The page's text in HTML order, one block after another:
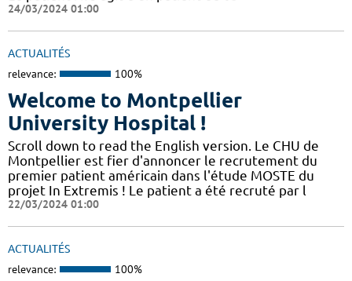
24/03/2024 01:00
ACTUALITÉS
relevance: 100%
Welcome to Montpellier
University Hospital !
Scroll down to read the English version. Le CHU de
Montpellier est fier d'annoncer le recrutement du
premier patient américain dans l'étude MOSTE du
projet In Extremis ! Le patient a été recruté par l
22/03/2024 01:00
ACTUALITÉS
relevance: 100%